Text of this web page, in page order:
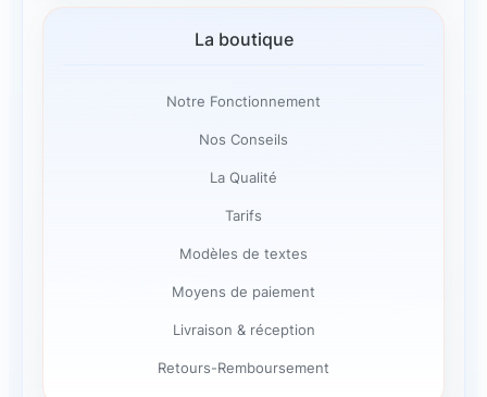
La boutique
Notre Fonctionnement
Nos Conseils
La Qualité
Tarifs
Modèles de textes
Moyens de paiement
Livraison & réception
Retours-Remboursement